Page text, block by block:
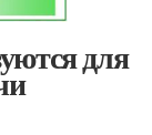
для